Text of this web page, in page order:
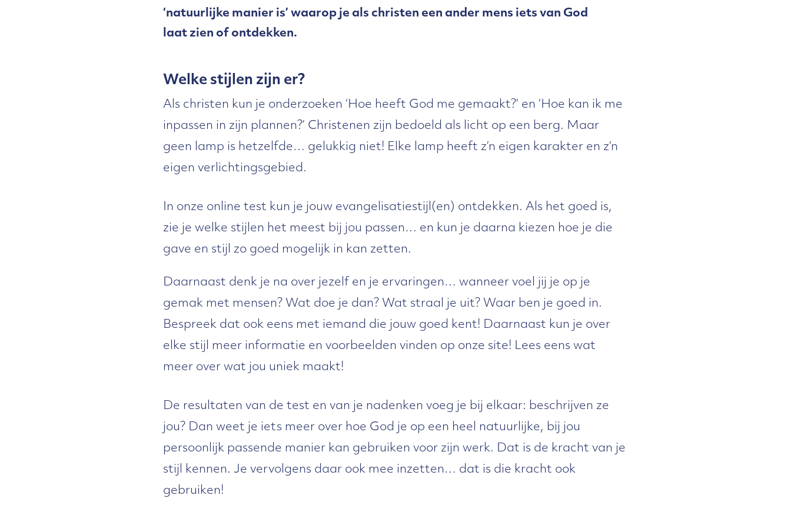
‘natuurlijke manier is’ waarop je als christen een ander mens iets van God
laat zien of ontdekken.
Welke stijlen zijn er?
Als christen kun je onderzoeken ‘Hoe heeft God me gemaakt?’ en ‘Hoe kan ik me
inpassen in zijn plannen?’ Christenen zijn bedoeld als licht op een berg. Maar
geen lamp is hetzelfde… gelukkig niet! Elke lamp heeft z’n eigen karakter en z’n
eigen verlichtingsgebied.
In onze online test kun je jouw evangelisatiestijl(en) ontdekken. Als het goed is,
zie je welke stijlen het meest bij jou passen… en kun je daarna kiezen hoe je die
gave en stijl zo goed mogelijk in kan zetten.
Daarnaast denk je na over jezelf en je ervaringen… wanneer voel jij je op je
gemak met mensen? Wat doe je dan? Wat straal je uit? Waar ben je goed in.
Bespreek dat ook eens met iemand die jouw goed kent! Daarnaast kun je over
elke stijl meer informatie en voorbeelden vinden op onze site! Lees eens wat
meer over wat jou uniek maakt!
De resultaten van de test en van je nadenken voeg je bij elkaar: beschrijven ze
jou? Dan weet je iets meer over hoe God je op een heel natuurlijke, bij jou
persoonlijk passende manier kan gebruiken voor zijn werk. Dat is de kracht van je
stijl kennen. Je vervolgens daar ook mee inzetten… dat is die kracht ook
gebruiken!